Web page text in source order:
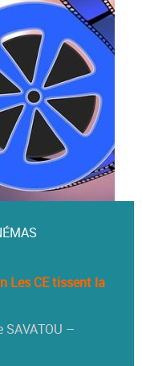
Les CE tissent la
SAVATOU –